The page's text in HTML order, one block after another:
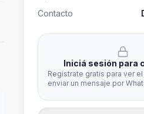
Contacto
Iniciá sesión para
Registrate gratis para ver
enviar un mensaje por